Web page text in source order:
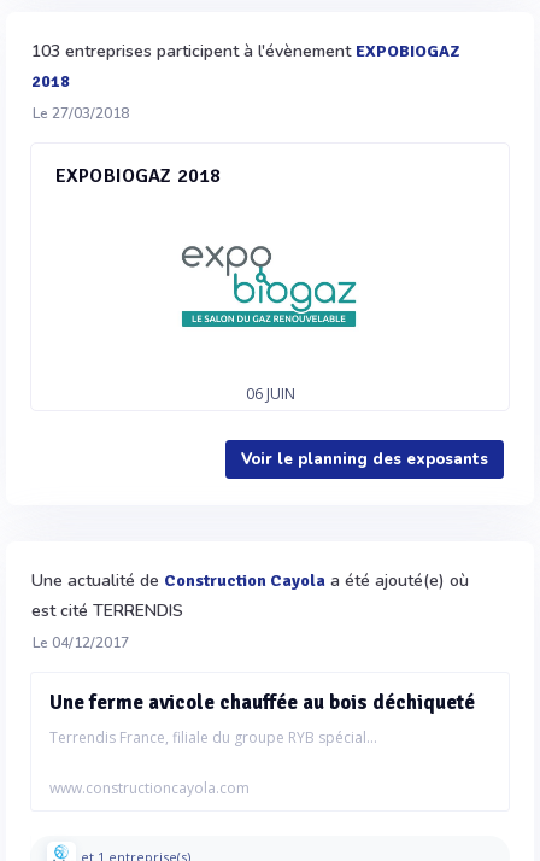
103 entreprises participent à l'évènement EXPOBIOGAZ
2018
Le 27/03/2018
EXPOBIOGAZ 2018
06 JUIN
Voir le planning des exposants
Une actualité de Construction Cayola a été ajouté(e) où
est cité TERRENDIS
Le 04/12/2017
Une ferme avicole chauffée au bois déchiqueté
Terrendis France, filiale du groupe RYB spécial...
www.constructioncayola.com
et 1 entreprise(s)